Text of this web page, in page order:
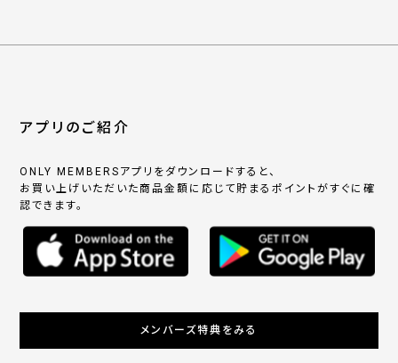
アプリのご紹介
ONLY MEMBERSアプリをダウンロードすると、
お買い上げいただいた商品金額に応じて貯まるポイントがすぐに確
認できます。
メンバーズ特典をみる